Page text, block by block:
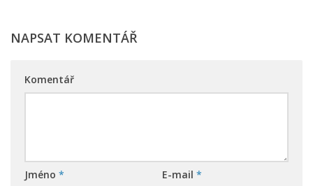
NAPSAT KOMENTÁŘ
Komentář
Jméno * E-mail *